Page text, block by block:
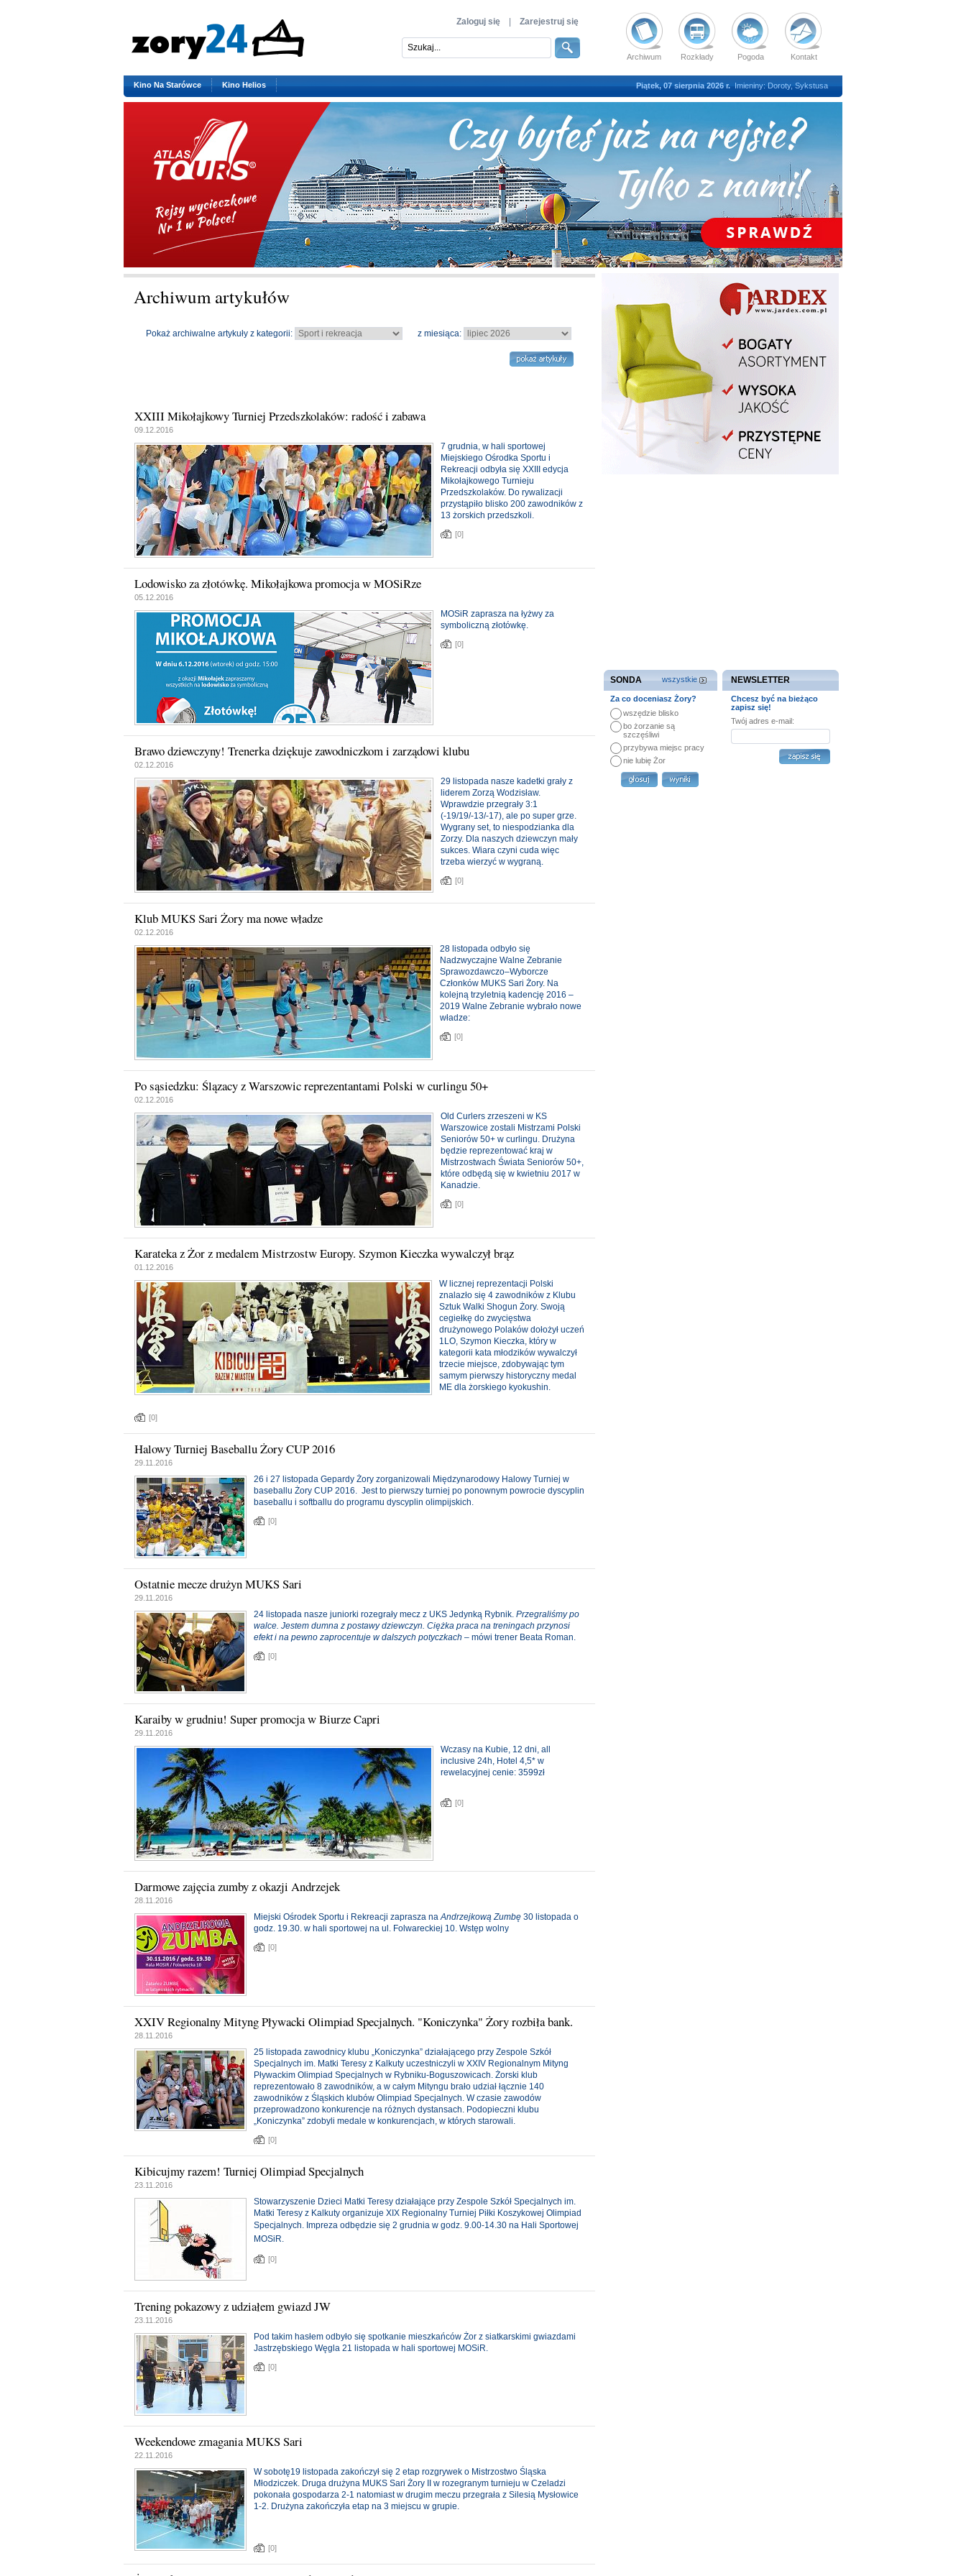
Archiwum Rozkłady Pogoda Kontakt
Zaloguj się Zarejestruj się
Kino Na Starówce Kino Helios Piątek, 07 sierpnia 2026 r. Imieniny: Doroty, Sykstusa
Archiwum artykułów
Pokaż archiwalne artykuły z kategorii: z miesiąca:
XXIII Mikołajkowy Turniej Przedszkolaków: radość i zabawa
09.12.2016
7 grudnia, w hali sportowej
Miejskiego Ośrodka Sportu i
Rekreacji odbyła się XXIII edycja
Mikołajkowego Turnieju
Przedszkolaków. Do rywalizacji
przystąpiło blisko 200 zawodników z
13 żorskich przedszkoli.
[0]
Lodowisko za złotówkę. Mikołajkowa promocja w MOSiRze
05.12.2016
MOSiR zaprasza na łyżwy za
symboliczną złotówkę.
[0]
Brawo dziewczyny! Trenerka dziękuje zawodniczkom i zarządowi klubu
02.12.2016
29 listopada nasze kadetki grały z
liderem Zorzą Wodzisław.
Wprawdzie przegrały 3:1
(-19/19/-13/-17), ale po super grze.
Wygrany set, to niespodzianka dla
Zorzy. Dla naszych dziewczyn mały
sukces. Wiara czyni cuda więc
trzeba wierzyć w wygraną.
[0]
Klub MUKS Sari Żory ma nowe władze
02.12.2016
28 listopada odbyło się
Nadzwyczajne Walne Zebranie
Sprawozdawczo–Wyborcze
Członków MUKS Sari Żory. Na
kolejną trzyletnią kadencję 2016 –
2019 Walne Zebranie wybrało nowe
władze:
[0]
Po sąsiedzku: Ślązacy z Warszowic reprezentantami Polski w curlingu 50+
02.12.2016
Old Curlers zrzeszeni w KS
Warszowice zostali Mistrzami Polski
Seniorów 50+ w curlingu. Drużyna
będzie reprezentować kraj w
Mistrzostwach Świata Seniorów 50+,
które odbędą się w kwietniu 2017 w
Kanadzie.
[0]
Karateka z Żor z medalem Mistrzostw Europy. Szymon Kieczka wywalczył brąz
01.12.2016
W licznej reprezentacji Polski
znalazło się 4 zawodników z Klubu
Sztuk Walki Shogun Żory. Swoją
cegiełkę do zwycięstwa
drużynowego Polaków dołożył uczeń
1LO, Szymon Kieczka, który w
kategorii kata młodzików wywalczył
trzecie miejsce, zdobywając tym
samym pierwszy historyczny medal
ME dla żorskiego kyokushin.
[0]
Halowy Turniej Baseballu Żory CUP 2016
29.11.2016
26 i 27 listopada Gepardy Żory zorganizowali Międzynarodowy Halowy Turniej w
baseballu Żory CUP 2016. Jest to pierwszy turniej po ponownym powrocie dyscyplin
baseballu i softballu do programu dyscyplin olimpijskich.
[0]
Ostatnie mecze drużyn MUKS Sari
29.11.2016
24 listopada nasze juniorki rozegrały mecz z UKS Jedynką Rybnik. Przegraliśmy po
walce. Jestem dumna z postawy dziewczyn. Ciężka praca na treningach przynosi
efekt i na pewno zaprocentuje w dalszych potyczkach – mówi trener Beata Roman.
[0]
Karaiby w grudniu! Super promocja w Biurze Capri
29.11.2016
Wczasy na Kubie, 12 dni, all
inclusive 24h, Hotel 4,5* w
rewelacyjnej cenie: 3599zł
[0]
Darmowe zajęcia zumby z okazji Andrzejek
28.11.2016
Miejski Ośrodek Sportu i Rekreacji zaprasza naAndrzejkową Zumbę 30 listopada o
godz. 19.30. w hali sportowej na ul. Folwareckiej 10. Wstęp wolny
[0]
XXIV Regionalny Mityng Pływacki Olimpiad Specjalnych. "Koniczynka" Żory rozbiła bank.
28.11.2016
25 listopada zawodnicy klubu „Koniczynka” działającego przy Zespole Szkół
Specjalnych im. Matki Teresy z Kalkuty uczestniczyli w XXIV Regionalnym Mityng
Pływackim Olimpiad Specjalnych w Rybniku-Boguszowicach. Żorski klub
reprezentowało 8 zawodników, a w całym Mityngu brało udział łącznie 140
zawodników z Śląskich klubów Olimpiad Specjalnych. W czasie zawodów
przeprowadzono konkurencje na różnych dystansach. Podopieczni klubu
„Koniczynka” zdobyli medale w konkurencjach, w których starowali.
[0]
Kibicujmy razem! Turniej Olimpiad Specjalnych
23.11.2016
Stowarzyszenie Dzieci Matki Teresy działające przy Zespole Szkół Specjalnych im.
Matki Teresy z Kalkuty organizuje XIX Regionalny Turniej Piłki Koszykowej Olimpiad
Specjalnych. Impreza odbędzie się 2 grudnia w godz. 9.00-14.30 na Hali Sportowej
MOSiR.
[0]
Trening pokazowy z udziałem gwiazd JW
23.11.2016
Pod takim hasłem odbyło się spotkanie mieszkańców Żor z siatkarskimi gwiazdami
Jastrzębskiego Węgla 21 listopada w hali sportowej MOSiR.
[0]
Weekendowe zmagania MUKS Sari
22.11.2016
W sobotę19 listopada zakończył się 2 etap rozgrywek o Mistrzostwo Śląska
Młodziczek. Druga drużyna MUKS Sari Żory II w rozegranym turnieju w Czeladzi
pokonała gospodarza 2-1 natomiast w drugim meczu przegrała z Silesią Mysłowice
1-2. Drużyna zakończyła etap na 3 miejscu w grupie.
[0]
SONDA wszystkie
Za co doceniasz Żory?
wszędzie blisko
bo żorzanie są
szczęśliwi
przybywa miejsc pracy
nie lubię Żor
NEWSLETTER
Chcesz być na bieżąco
zapisz się!
Twój adres e-mail: